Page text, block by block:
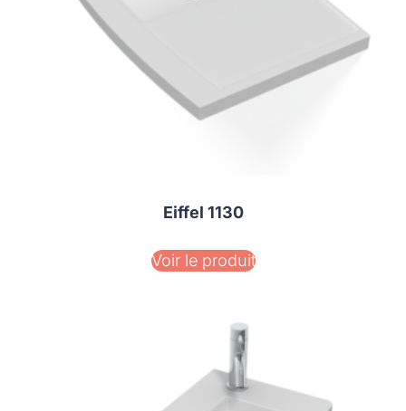
Eiffel 1130
Voir le produit